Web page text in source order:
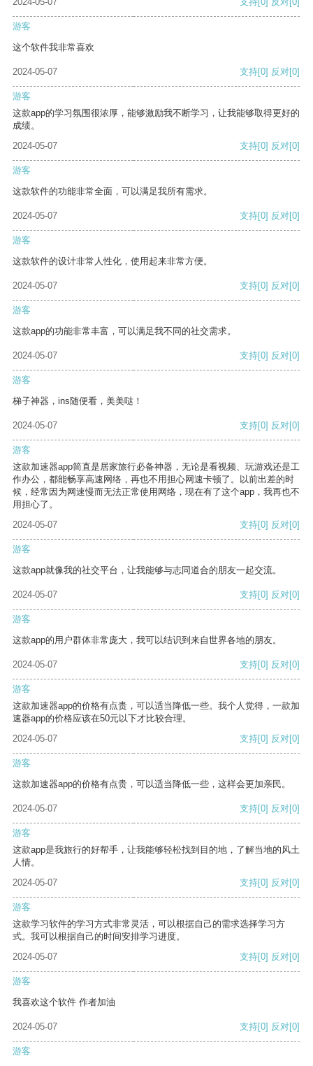
游客
这个软件我非常喜欢
2024-05-07 支持[0] 反对[0]
游客
这款app的学习氛围很浓厚，能够激励我不断学习，让我能够取得更好的
成绩。
2024-05-07
支持[0] 反对[0]
游客
这款软件的功能非常全面，可以满足我所有需求。
2024-05-07 支持[0] 反对[0]
游客
这款软件的设计非常人性化，使用起来非常方便。
2024-05-07 支持[0] 反对[0]
游客
这款app的功能非常丰富，可以满足我不同的社交需求。
2024-05-07 支持[0] 反对[0]
游客
梯子神器，ins随便看，美美哒！
2024-05-07 支持[0] 反对[0]
游客
这款加速器app简直是居家旅行必备神器，无论是看视频、玩游戏还是工
作办公，都能畅享高速网络，再也不用担心网速卡顿了。以前出差的时
候，经常因为网速慢而无法正常使用网络，现在有了这个app，我再也不
用担心了。
2024-05-07
支持[0] 反对[0]
游客
这款app就像我的社交平台，让我能够与志同道合的朋友一起交流。
2024-05-07 支持[0] 反对[0]
游客
这款app的用户群体非常庞大，我可以结识到来自世界各地的朋友。
2024-05-07 支持[0] 反对[0]
游客
这款加速器app的价格有点贵，可以适当降低一些。我个人觉得，一款加
速器app的价格应该在50元以下才比较合理。
2024-05-07
支持[0] 反对[0]
游客
这款加速器app的价格有点贵，可以适当降低一些，这样会更加亲民。
2024-05-07 支持[0] 反对[0]
游客
这款app是我旅行的好帮手，让我能够轻松找到目的地，了解当地的风土
人情。
2024-05-07
支持[0] 反对[0]
游客
这款学习软件的学习方式非常灵活，可以根据自己的需求选择学习方
式。我可以根据自己的时间安排学习进度。
2024-05-07
支持[0] 反对[0]
游客
我喜欢这个软件 作者加油
2024-05-07 支持[0] 反对[0]
游客